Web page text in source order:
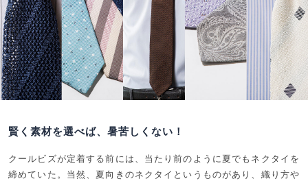
賢く素材を選べば、暑苦しくない！
クールビズが定着する前には、当たり前のように夏でもネクタイを
締めていた。当然、夏向きのネクタイというものがあり、織り方や